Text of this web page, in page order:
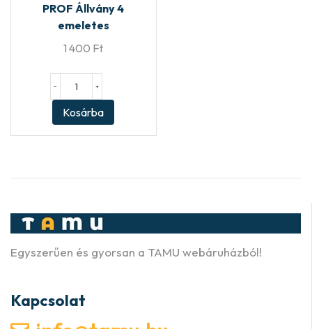
PROF Állvány 4
emeletes
1 400 Ft
− +
Kosárba
Egyszerűen és gyorsan a TAMU webáruházból!
Kapcsolat